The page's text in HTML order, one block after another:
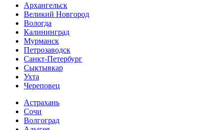
Архангельск
Великий Новгород
Вологда
Калининград
Мурманск
Петрозаводск
Санкт-Петербург
Сыктывкар
Ухта
Череповец
Астрахань
Сочи
Волгоград